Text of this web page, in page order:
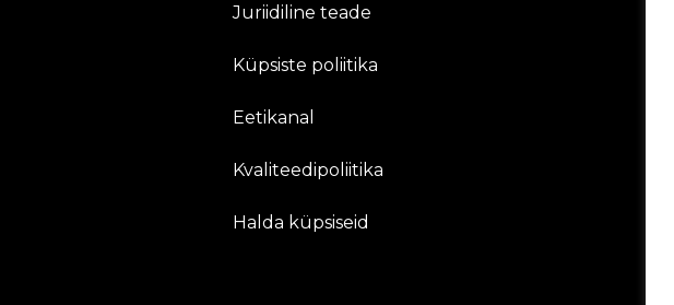
Juriidiline teade
Küpsiste poliitika
Eetikanal
Kvaliteedipoliitika
Halda küpsiseid